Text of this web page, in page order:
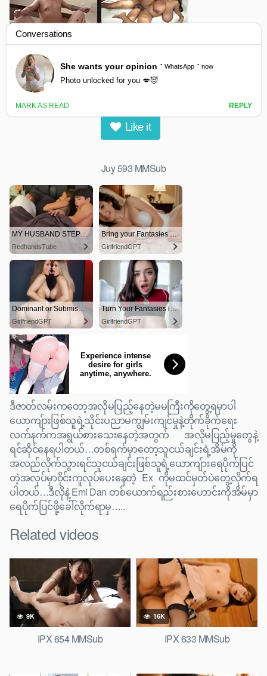
Juy 593 MMSub
0views | 0likes
Like it
Juy 593 MMSub
ဒီဇာတ်လမ်းကတော့အလိုမပြည့်နေတဲ့မမကြီးကိုတွေ့ရမှာပါ
ယောကျ်ားဖြစ်သူရဲ့သိုင်းပညာမကျွမ်းကျင်မှုနဲ့တိုက်ခိုက်ရေး
လက်နက်ကအရွယ်စားသေးနေတဲ့အတွက် အလိုမပြည့်မှုတွေနဲ့
ရင်ဆိုင်နေရပါတယ်…တစ်ရက်မှာတော့သူငယ်ချင်းရဲ့အိမ်ကို
အလည်လိုက်သွားရင်သူငယ်ချင်းဖြစ်သူရဲ့ယောကျ်ားရေပိုက်ပြင်
တဲ့အလုပ်မှာ၀ိုင်းကူလုပ်ပေးနေတဲ့ Ex ကိုမထင်မှတ်ပဲတွေ့လိုက်ရ
ပါတယ်…ဒီလိုနဲ့ Emi Dan တစ်ယောက်ရည်းစားဟောင်းကိုအိမ်မှာ
ရေပိုက်ပြင်ဖို့ခေါ်လိုက်ရာမှ…..
Related videos
9K
IPX 654 MMSub
16K
IPX 633 MMSub